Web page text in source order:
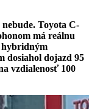
Toyota C-
má reálnu
hybridným
dosiahol dojazd 95
vzdialenosť 100